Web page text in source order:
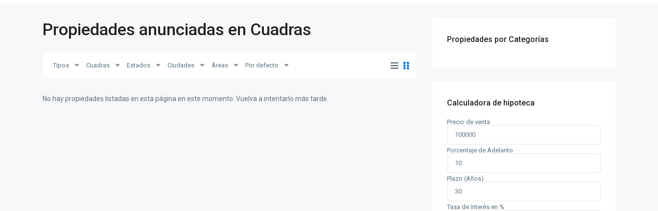
Propiedades anunciadas en Cuadras
Tipos Cuadras Estados Ciudades Áreas Por defecto
No hay propiedades listadas en esta página en este momento. Vuelva a intentarlo más tarde.
Propiedades por Categorías
Calculadora de hipoteca
Precio de venta
Porcentaje de Adelanto
Plazo (Años)
Tasa de Interés en %